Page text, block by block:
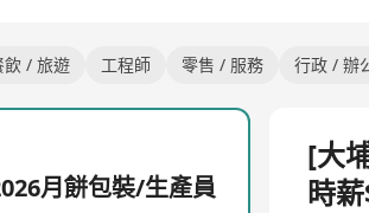
/ 旅遊 工程師 零售 / 服務 行政 / 辦
月餅包裝/生產員
[大
時